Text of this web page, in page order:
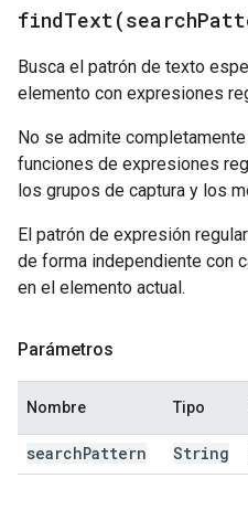
findText(search
Busca el patrón de texto
elemento con expresiones
No se admite
funciones de expresiones
los grupos de captura y los
El patrón de expresión
de forma independiente con
en el elemento actual.
Parámetros
Nombre Tipo
searchPattern String